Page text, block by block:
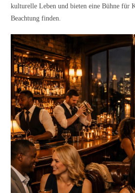
kulturelle Leben und bieten eine Bühne für
Beachtung finden.